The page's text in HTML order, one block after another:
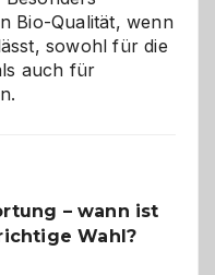
Bio-Qualität, wenn
sowohl für die
auch für
– wann ist
Wahl?